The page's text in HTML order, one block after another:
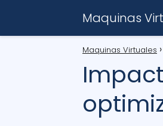
Maquinas
Maquinas Virtuales